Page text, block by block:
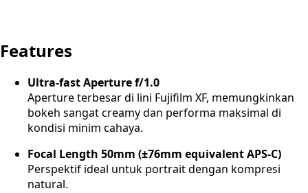
Features
Ultra-fast Aperture f/1.0
Aperture terbesar di lini Fujifilm XF, memungkinkan
bokeh sangat creamy dan performa maksimal di
kondisi minim cahaya.
Focal Length 50mm (±76mm equivalent APS-C)
Perspektif ideal untuk portrait dengan kompresi
natural.